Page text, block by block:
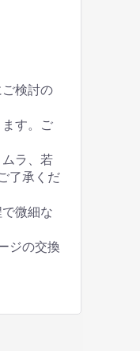
検討の
す。ご
ラ、若
了承くだ
微細な
ジの交換